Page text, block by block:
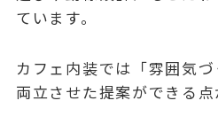
ています。
カフェ内装では「雰囲気
両立させた提案ができる点